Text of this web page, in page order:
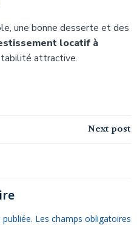
une bonne desserte et des
locatif à
attractive.
Navigation
l’article
Next post
Les champs obligatoires